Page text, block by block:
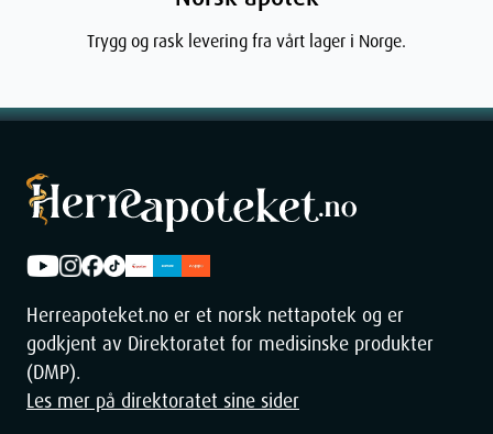
Weight
Trygg og rask levering fra vårt lager i Norge.
Herreapoteket.no er et norsk nettapotek og er
godkjent av Direktoratet for medisinske produkter
(DMP).
Les mer på direktoratet sine sider